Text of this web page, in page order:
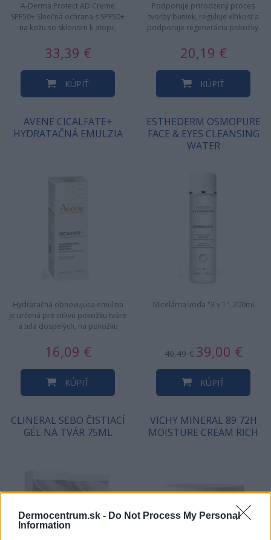
Dermocentrum.sk - Do Not Process My Personal
Information
A-Derma Protect AD Creme
SPF50+ Slnečná ochrana s SPF50+
na kožu so sklonom k atopii,
33,39 €
KÚPIŤ
Podporuje prirodzený proces
tvorby buniek, reguluje vlhkosť a
podporuje regeneráciu pokožky.
20,19 €
KÚPIŤ
AVENE CICALFATE+
HYDRATAČNÁ EMULZIA
Hydratačná obnovujúca emulzia
je určená pre citlivú pokožku tváre
a tela dospelých, na pokožku
16,09 €
KÚPIŤ
ESTHEDERM OSMOPURE
FACE & EYES CLEANSING
WATER
Micelárna voda "3 v 1", 200ml
40,49 € 39,00 €
KÚPIŤ
CLINERAL SEBO ČISTIACÍ
GÉL NA TVÁR 75ML
VICHY MINERAL 89 72H
MOISTURE CREAM RICH